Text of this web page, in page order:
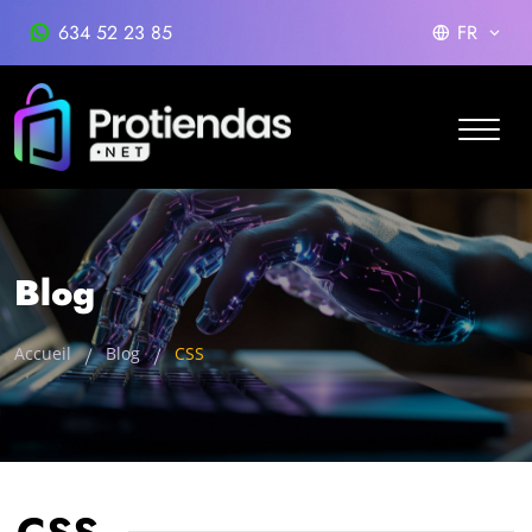
634 52 23 85 FR
Blog
Accueil Blog CSS